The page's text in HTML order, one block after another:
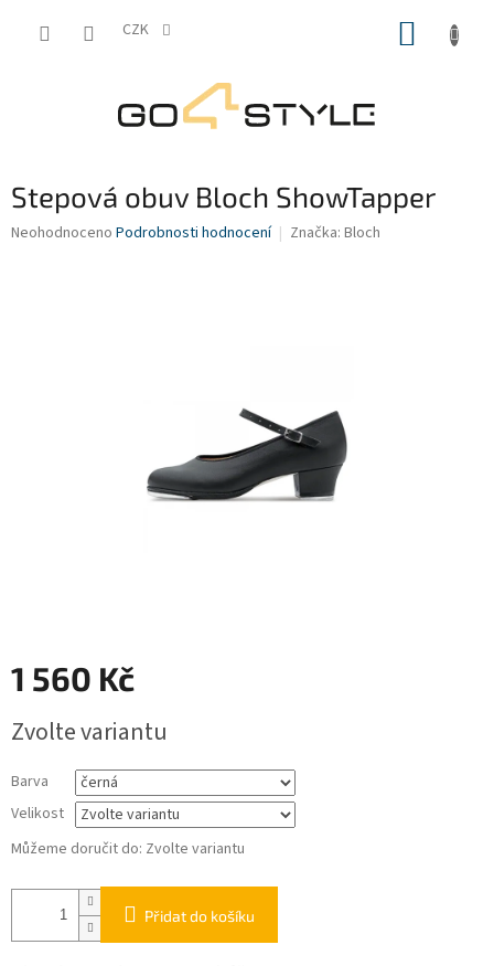
CZK
Stepová obuv Bloch ShowTapper
Průměrné
Neohodnoceno Podrobnosti hodnocení Značka: Bloch
1 560 Kč
cena:
Zvolte variantu
Barva
Velikost
Můžeme doručit do: Zvolte variantu
Přidat do košíku